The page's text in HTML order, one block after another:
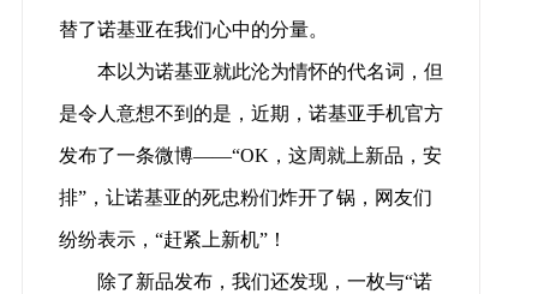
替了诺基亚在我们心中的分量。
本以为诺基亚就此沦为情怀的代名词，但
是令人意想不到的是，近期，诺基亚手机官方
发布了一条微博——“OK，这周就上新品，安
排”，让诺基亚的死忠粉们炸开了锅，网友们
纷纷表示，“赶紧上新机”！
除了新品发布，我们还发现，一枚与“诺